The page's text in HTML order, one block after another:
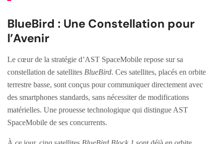
BlueBird : Une Constellation pour
l’Avenir
Le cœur de la stratégie d’AST SpaceMobile repose sur sa
constellation de satellites BlueBird. Ces satellites, placés en orbite
terrestre basse, sont conçus pour communiquer directement avec
des smartphones standards, sans nécessiter de modifications
matérielles. Une prouesse technologique qui distingue AST
SpaceMobile de ses concurrents.